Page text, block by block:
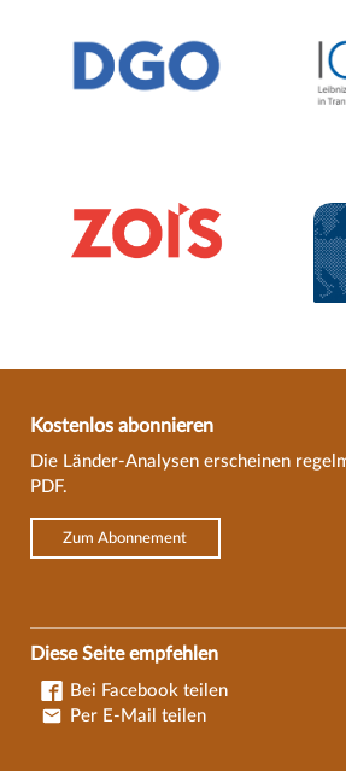
Kostenlos abonnieren
Die Länder-Analysen erscheinen
PDF.
Zum Abonnement
Diese Seite empfehlen
Bei Facebook teilen
Per E-Mail teilen